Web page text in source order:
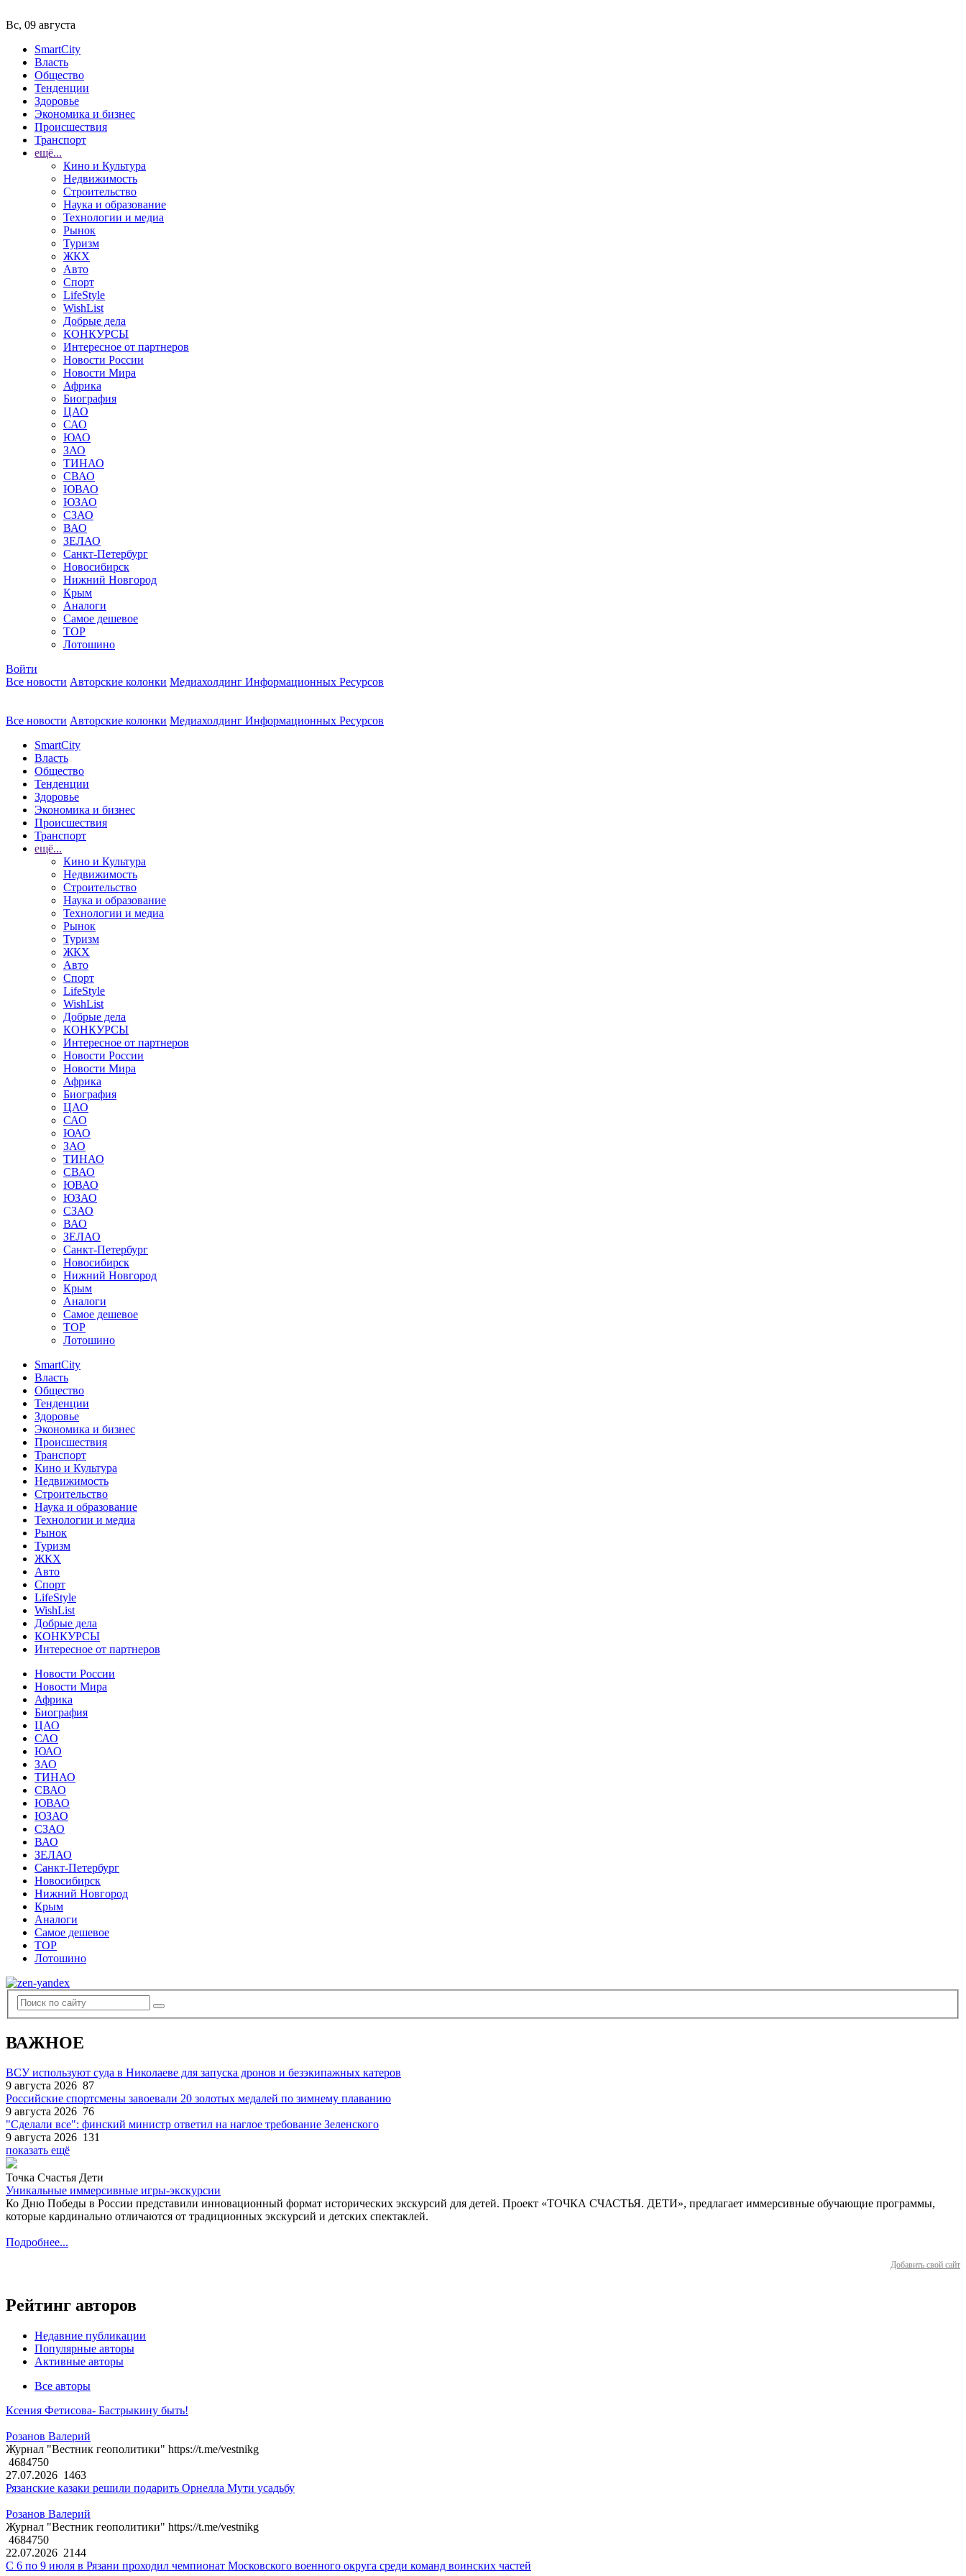
Вс, 09 августа
SmartCity
Власть
Общество
Тенденции
Здоровье
Экономика и бизнес
Происшествия
Транспорт
ещё...
Кино и Культура
Недвижимость
Строительство
Наука и образование
Технологии и медиа
Рынок
Туризм
ЖКХ
Авто
Спорт
LifeStyle
WishList
Добрые дела
КОНКУРСЫ
Интересное от партнеров
Новости России
Новости Мира
Африка
Биография
ЦАО
САО
ЮАО
ЗАО
ТИНАО
СВАО
ЮВАО
ЮЗАО
СЗАО
ВАО
ЗЕЛАО
Санкт-Петербург
Новосибирск
Нижний Новгород
Крым
Аналоги
Самое дешевое
TOP
Лотошино
Войти
Все новости Авторские колонки Медиахолдинг Информационных Ресурсов
Все новости Авторские колонки Медиахолдинг Информационных Ресурсов
SmartCity
Власть
Общество
Тенденции
Здоровье
Экономика и бизнес
Происшествия
Транспорт
ещё...
Кино и Культура
Недвижимость
Строительство
Наука и образование
Технологии и медиа
Рынок
Туризм
ЖКХ
Авто
Спорт
LifeStyle
WishList
Добрые дела
КОНКУРСЫ
Интересное от партнеров
Новости России
Новости Мира
Африка
Биография
ЦАО
САО
ЮАО
ЗАО
ТИНАО
СВАО
ЮВАО
ЮЗАО
СЗАО
ВАО
ЗЕЛАО
Санкт-Петербург
Новосибирск
Нижний Новгород
Крым
Аналоги
Самое дешевое
TOP
Лотошино
SmartCity
Власть
Общество
Тенденции
Здоровье
Экономика и бизнес
Происшествия
Транспорт
Кино и Культура
Недвижимость
Строительство
Наука и образование
Технологии и медиа
Рынок
Туризм
ЖКХ
Авто
Спорт
LifeStyle
WishList
Добрые дела
КОНКУРСЫ
Интересное от партнеров
Новости России
Новости Мира
Африка
Биография
ЦАО
САО
ЮАО
ЗАО
ТИНАО
СВАО
ЮВАО
ЮЗАО
СЗАО
ВАО
ЗЕЛАО
Санкт-Петербург
Новосибирск
Нижний Новгород
Крым
Аналоги
Самое дешевое
TOP
Лотошино
ВАЖНОЕ
ВСУ используют суда в Николаеве для запуска дронов и безэкипажных катеров
9 августа 2026 87
Российские спортсмены завоевали 20 золотых медалей по зимнему плаванию
9 августа 2026 76
"Сделали все": финский министр ответил на наглое требование Зеленского
9 августа 2026 131
показать ещё
Точка Счастья Дети
Уникальные иммерсивные игры-экскурсии
Ко Дню Победы в России представили инновационный формат исторических экскурсий для детей. Проект «ТОЧКА СЧАСТЬЯ. ДЕТИ», предлагает иммерсивные обучающие программы,
которые кардинально отличаются от традиционных экскурсий и детских спектаклей.
Подробнее...
Добавить свой сайт
Рейтинг авторов
Недавние публикации
Популярные авторы
Активные авторы
Все авторы
Ксения Фетисова- Бастрыкину быть!
Розанов Валерий
Журнал "Вестник геополитики" https://t.me/vestnikg
4684750
27.07.2026 1463
Рязанские казаки решили подарить Орнелла Мути усадьбу
Розанов Валерий
Журнал "Вестник геополитики" https://t.me/vestnikg
4684750
22.07.2026 2144
С 6 по 9 июля в Рязани проходил чемпионат Московского военного округа среди команд воинских частей